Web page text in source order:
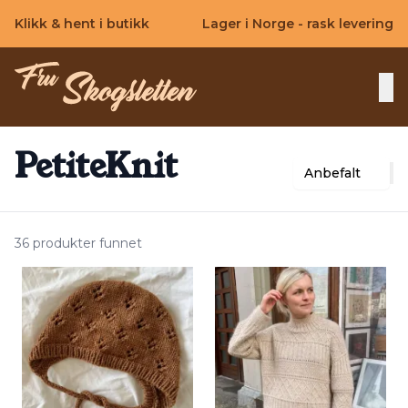
Klikk & hent i butikk Lager i Norge - rask levering
PetiteKnit Anbefalt
36 produkter funnet